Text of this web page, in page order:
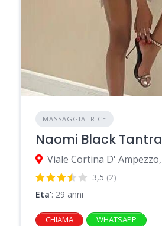
MASSAGGIATRICE
Naomi Black Tantra
3,5 (2)
Eta': 29 anni
CHIAMA WHATSAPP